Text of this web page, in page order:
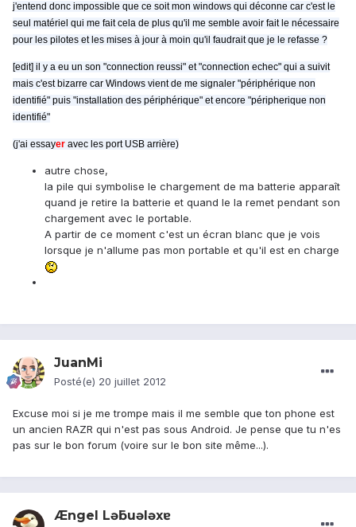
j'entend donc impossible que ce soit mon windows qui déconne car c'est le
seul matériel qui me fait cela de plus qu'il me semble avoir fait le nécessaire
pour les pilotes et les mises à jour à moin qu'il faudrait que je le refasse ?
[edit] il y a eu un son "connection reussi" et "connection echec" qui a suivit
mais c'est bizarre car Windows vient de me signaler "périphérique non
identifié" puis "installation des périphérique" et encore "péripherique non
identifié"
(j'ai essayer avec les port USB arrière)
autre chose,
la pile qui symbolise le chargement de ma batterie apparaît
quand je retire la batterie et quand le la remet pendant son
chargement avec le portable.
A partir de ce moment c'est un écran blanc que je vois
lorsque je n'allume pas mon portable et qu'il est en charge
JuanMi
Posté(e) 20 juillet 2012
Excuse moi si je me trompe mais il me semble que ton phone est
un ancien RAZR qui n'est pas sous Android. Je pense que tu n'es
pas sur le bon forum (voire sur le bon site même...).
Ængel Lǝƃuǝlǝxɐ